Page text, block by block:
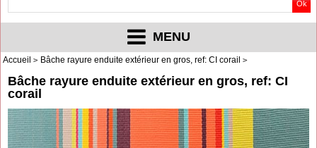
MENU
Accueil Bâche rayure enduite extérieur en gros, ref: CI corail
Bâche rayure enduite extérieur en gros, ref: CI
corail